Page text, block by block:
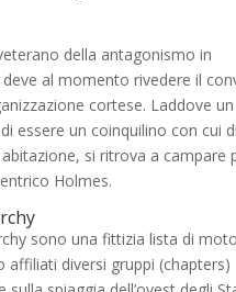
della antagonismo in
al momento rivedere il
cortese. Laddove
essere un coinquilino con cui
si ritrova a campare
Holmes.
sono una fittizia lista di
affiliati diversi gruppi (chapters)